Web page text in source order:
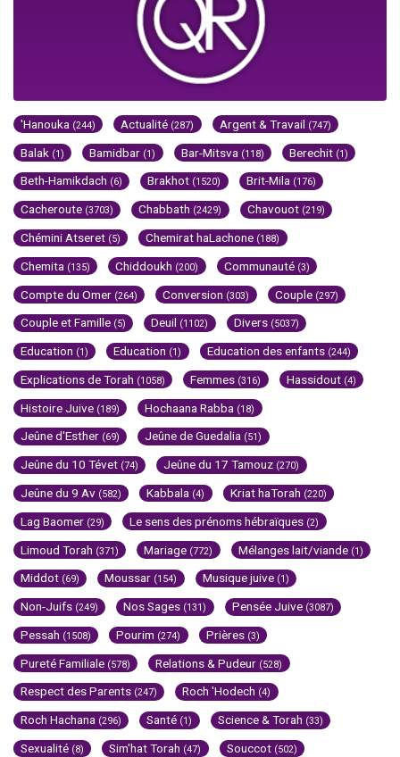
'Hanouka (244) Actualité (287) Argent & Travail (747)
Balak (1) Bamidbar (1) Bar-Mitsva (118) Berechit (1)
Beth-Hamikdach (6) Brakhot (1520) Brit-Mila (176)
Cacheroute (3703) Chabbath (2429) Chavouot (219)
Chémini Atseret (5) Chemirat haLachone (188)
Chemita (135) Chiddoukh (200) Communauté (3)
Compte du Omer (264) Conversion (303) Couple (297)
Couple et Famille (5) Deuil (1102) Divers (5037)
Education (1) Education (1) Education des enfants (244)
Explications de Torah (1058) Femmes (316) Hassidout (4)
Histoire Juive (189) Hochaana Rabba (18)
Jeûne d'Esther (69) Jeûne de Guedalia (51)
Jeûne du 10 Tévet (74) Jeûne du 17 Tamouz (270)
Jeûne du 9 Av (582) Kabbala (4) Kriat haTorah (220)
Lag Baomer (29) Le sens des prénoms hébraïques (2)
Limoud Torah (371) Mariage (772) Mélanges lait/viande (1)
Middot (69) Moussar (154) Musique juive (1)
Non-Juifs (249) Nos Sages (131) Pensée Juive (3087)
Pessah (1508) Pourim (274) Prières (3)
Pureté Familiale (578) Relations & Pudeur (528)
Respect des Parents (247) Roch 'Hodech (4)
Roch Hachana (296) Santé (1) Science & Torah (33)
Sexualité (8) Sim'hat Torah (47) Souccot (502)